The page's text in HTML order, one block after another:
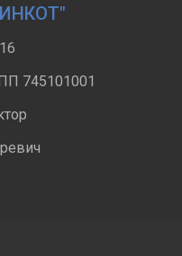
745101001